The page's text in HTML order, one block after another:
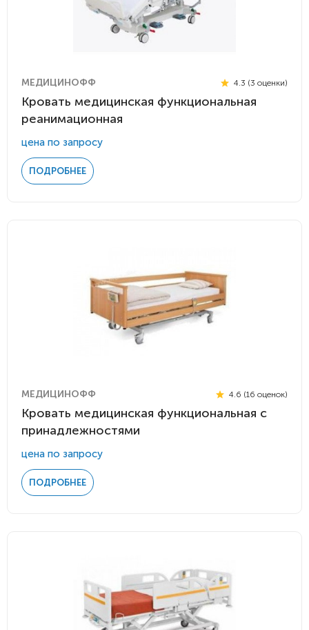
МЕДИЦИНОФФ 4.3 (3 оценки)
Кровать медицинская функциональная
реанимационная
цена по запросу
ПОДРОБНЕЕ
МЕДИЦИНОФФ 4.6 (16 оценок)
Кровать медицинская функциональная с
принадлежностями
цена по запросу
ПОДРОБНЕЕ